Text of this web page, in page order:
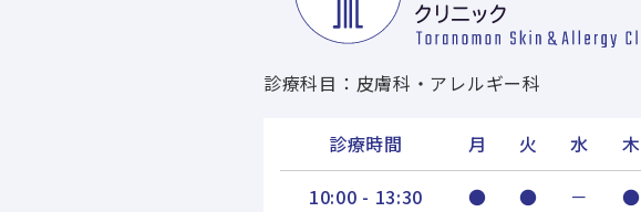
診療科目：皮膚科・アレルギー科
診療時間 月 火 水 木
10:00 - 13:30
● ● － ●